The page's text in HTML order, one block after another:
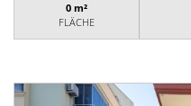
0 m²
FLÄCHE